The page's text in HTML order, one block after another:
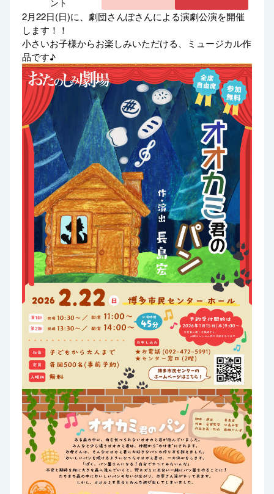
ント
2月22日(日)に、劇団さんぽさんによる演劇公演を開催
します！！
小さいお子様からお楽しみいただける、ミュージカル作
品です♪